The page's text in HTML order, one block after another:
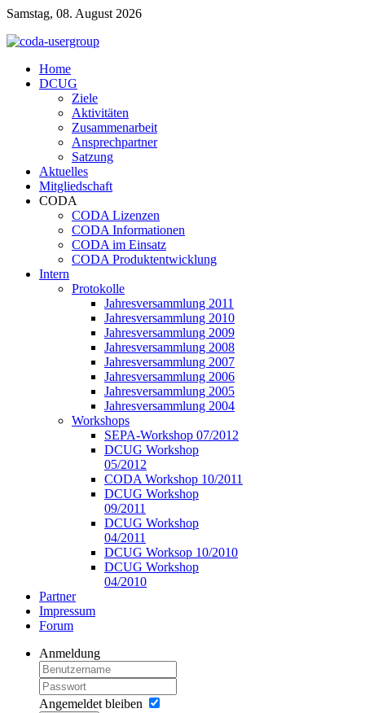
Samstag, 08. August 2026
Home
DCUG
Ziele
Aktivitäten
Zusammenarbeit
Ansprechpartner
Satzung
Aktuelles
Mitgliedschaft
CODA
CODA Lizenzen
CODA Informationen
CODA im Einsatz
CODA Produktentwicklung
Intern
Protokolle
Jahresversammlung 2011
Jahresversammlung 2010
Jahresversammlung 2009
Jahresversammlung 2008
Jahresversammlung 2007
Jahresversammlung 2006
Jahresversammlung 2005
Jahresversammlung 2004
Workshops
SEPA-Workshop 07/2012
DCUG Workshop
05/2012
CODA Workshop 10/2011
DCUG Workshop
09/2011
DCUG Workshop
04/2011
DCUG Worksop 10/2010
DCUG Workshop
04/2010
Partner
Impressum
Forum
Anmeldung
Angemeldet bleiben